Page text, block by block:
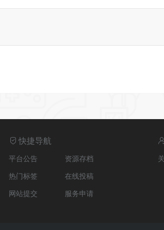
快捷导航
平台公告
资源存档
热门标签
在线投稿
网站提交
服务申请